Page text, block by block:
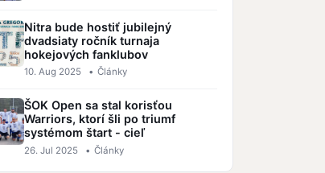
Nitra bude hostiť jubilejný
dvadsiaty ročník turnaja
hokejových fanklubov
10. Aug 2025 • Články
ŠOK Open sa stal korisťou
Warriors, ktorí šli po triumf
systémom štart - cieľ
26. Jul 2025 • Články